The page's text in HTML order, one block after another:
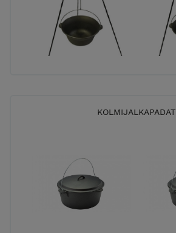
KOLMIJALKAPADAT